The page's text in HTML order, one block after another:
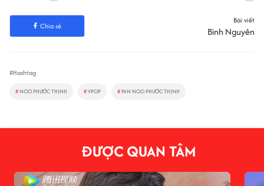
Chia sẻ
Bài viết
Bình Nguyên
#Hashtag
# NOO PHƯỚC THỊNH #VPOP # FAN NOO PHƯỚC THỊNH
ĐƯỢC QUAN TÂM